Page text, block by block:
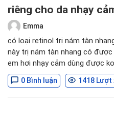
riêng cho da nhạy
Emma
có loại retinol trị nám tàn
này trị nám tàn nhang có
em hơi nhạy cảm dùng được
0 Bình luận 1418 Lượt